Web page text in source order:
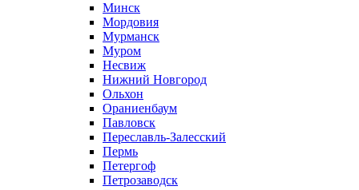
Минск
Мордовия
Мурманск
Муром
Несвиж
Нижний Новгород
Ольхон
Ораниенбаум
Павловск
Переславль-Залесский
Пермь
Петергоф
Петрозаводск